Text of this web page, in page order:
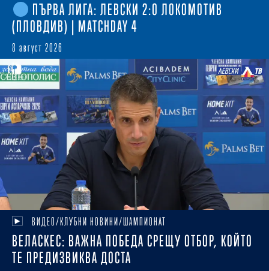
ПЪРВА ЛИГА: ЛЕВСКИ 2:0 ЛОКОМОТИВ
(ПЛОВДИВ) | MATCHDAY 4
8 август 2026
ВИДЕО/КЛУБНИ НОВИНИ/ШАМПИОНАТ
ВЕЛАСКЕС: ВАЖНА ПОБЕДА СРЕЩУ ОТБОР, КОЙТО
ТЕ ПРЕДИЗВИКВА ДОСТА